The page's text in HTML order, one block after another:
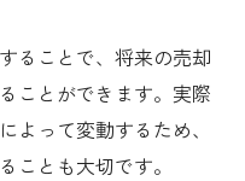
ることで、将来の売却
ことができます。実際
よって変動するため、
ことも大切です。